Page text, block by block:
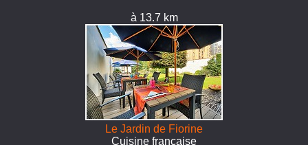
à 13.7 km
Le Jardin de Fiorine
Cuisine française